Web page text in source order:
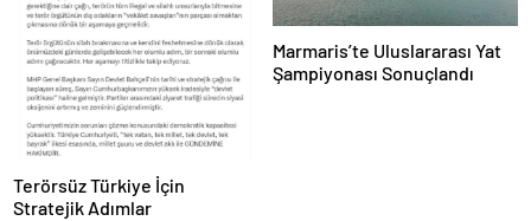
Terörsüz Türkiye İçin
Stratejik Adımlar
Marmaris’te Uluslararası Yat
Şampiyonası Sonuçlandı